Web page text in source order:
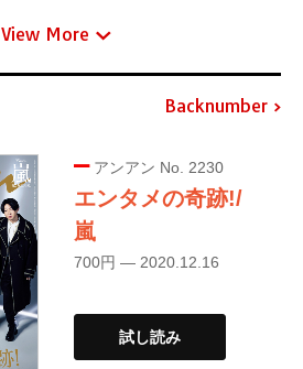
View More
Backnumber
アンアン No. 2230
エンタメの奇跡!/
嵐
700円 — 2020.12.16
試し読み